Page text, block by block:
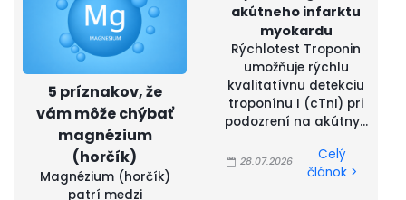
5 príznakov, že
vám môže chýbať
magnézium
(horčík)
Magnézium (horčík)
patrí medzi
akútneho infarktu
myokardu
28.07.2026
Rýchlotest Troponin
umožňuje rýchlu
kvalitatívnu detekciu
troponínu I (cTnI) pri
podozrení na akútny...
Celý
článok >